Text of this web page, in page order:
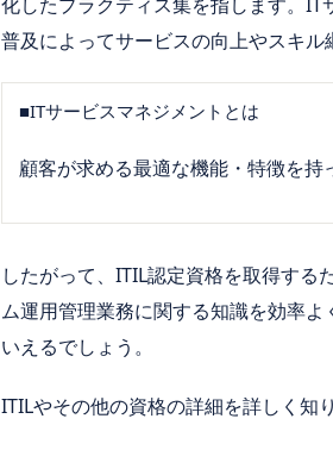
普及によってサービスの向上やスキル
■ITサービスマネジメントとは
顧客が求める最適な機能・特徴を持
したがって、ITIL認定資格を取得す
ム運用管理業務に関する知識を効率
いえるでしょう。
ITILやその他の資格の詳細を詳しく知